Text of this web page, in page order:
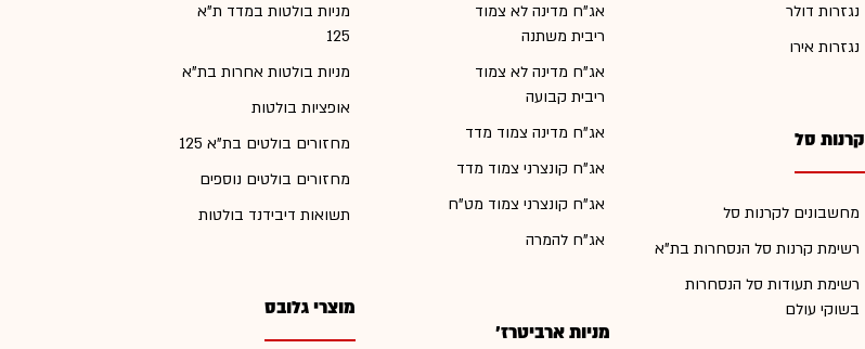
נגזרות דולר
נגזרות אירו
קרנות סל
מחשבונים לקרנות סל
רשימת קרנות סל הנסחרות בת"א
רשימת תעודות סל הנסחרות
בשוקי עולם
אג"ח מדינה לא צמוד
ריבית משתנה
אג"ח מדינה לא צמוד
ריבית קבועה
אג"ח מדינה צמוד מדד
אג"ח קונצרני צמוד מדד
אג"ח קונצרני צמוד מט"ח
אג"ח להמרה
מניות ארביטרז'
מניות בולטות במדד ת"א
125
מניות בולטות אחרות בת"א
אופציות בולטות
מחזורים בולטים בת"א 125
מחזורים בולטים נוספים
תשואות דיבידנד בולטות
מוצרי גלובס